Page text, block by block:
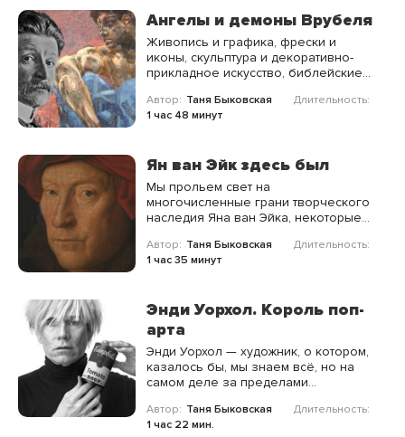
Ангелы и демоны Врубеля
Живопись и графика, фрески и
иконы, скульптура и декоративно-
прикладное искусство, библейские
модерн и символизм — на лекции мы
напишем портрет Врубеля, в чьё
Автор: Таня Быковская
Длительность:
1 час 48 минут
Ян ван Эйк здесь был
Мы прольем свет на
многочисленные грани творческого
наследия Яна ван Эйка, некоторые
не теряют особого звучания
художественного почерка мастера,
Автор: Таня Быковская
Длительность:
1 час 35 минут
Энди Уорхол. Король поп-
арта
Энди Уорхол — художник, о котором,
казалось бы, мы знаем всё, но на
самом деле за пределами
знакомых шедевров остаётся
огромное количество
Автор: Таня Быковская
Длительность:
1 час 22 мин.